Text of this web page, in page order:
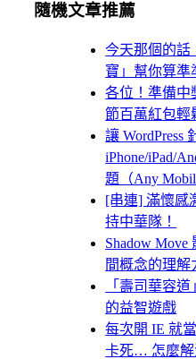
隨機文章推薦
今天那個的話
寶」幫你算準
各位！準備中
節百萬紅包輕
讓 WordPress
iPhone/iPad/
題（Any
[串連] 滿懷感
持中華隊！
Shadow
間概念的理解
「壽司華容
的益智遊戲
每次開 IE 就
卡死… 怎麼解